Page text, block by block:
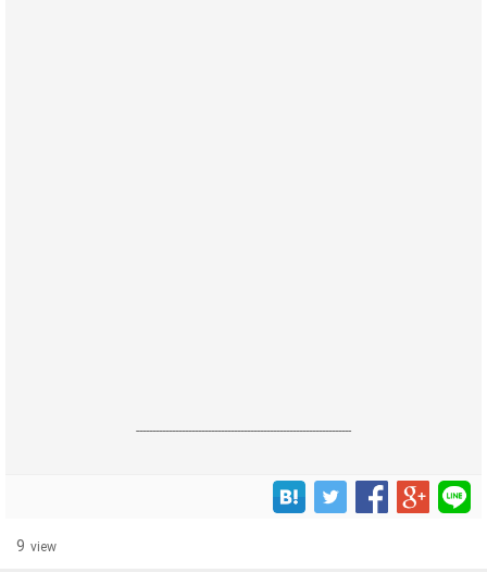
------------------------------------------------------------------
9 view